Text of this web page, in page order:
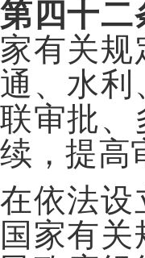
第四十二
家有关
通、水利
联审批、
续，提高
在依法设
国家有